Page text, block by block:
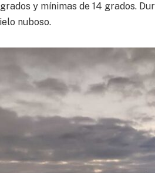
y mínimas de 14 grados.
nuboso.